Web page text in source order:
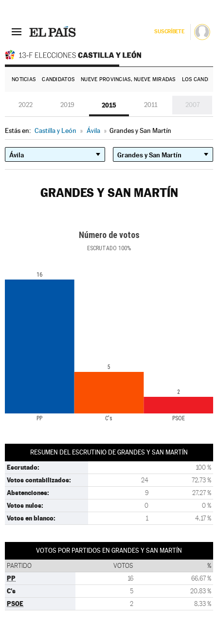
SUSCRÍBETE
NOTICIAS CANDIDATOS NUEVE PROVINCIAS, NUEVE MIRADAS LOS
2022 2019 2015 2011 2007
Estás en: Castilla y León » Ávila » Grandes y San Martín
GRANDES Y SAN MARTÍN
Número de votos
ESCRUTADO 100%
PP C's PSOE
16
5
2
RESUMEN DEL ESCRUTINIO DE GRANDES Y SAN MARTÍN
Escrutado: 100 %
Votos contabilizados: 24 72,73 %
Abstenciones: 9 27,27 %
Votos nulos: 0 0 %
Votos en blanco: 1 4,17 %
VOTOS POR PARTIDOS EN GRANDES Y SAN MARTÍN
PARTIDO VOTOS %
PP 16 66,67 %
C's 5 20,83 %
PSOE 2 8,33 %